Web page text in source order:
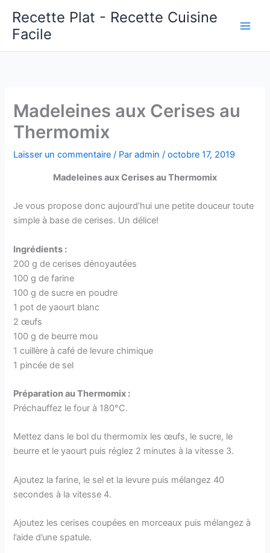
contenu
Recette Plat - Recette Cuisine
Facile
Madeleines aux Cerises au
Thermomix
Laisser un commentaire / Paradmin/octobre 17, 2019
Madeleines aux Cerises au Thermomix
Je vous propose donc aujourd’hui une petite douceur toute
simple à base de cerises. Un délice!
Ingrédients :
200 g de cerises dénoyautées
100 g de farine
100 g de sucre en poudre
1 pot de yaourt blanc
2 œufs
100 g de beurre mou
1 cuillère à café de levure chimique
1 pincée de sel
Préparation au Thermomix :
Préchauffez le four à 180°C.
Mettez dans le bol du thermomix les œufs, le sucre, le
beurre et le yaourt puis réglez 2 minutes à la vitesse 3.
Ajoutez la farine, le sel et la levure puis mélangez 40
secondes à la vitesse 4.
Ajoutez les cerises coupées en morceaux puis mélangez à
l’aide d’une spatule.